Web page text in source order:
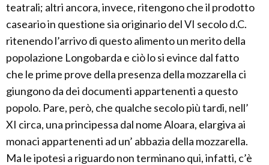
teatrali; altri ancora, invece, ritengono che il prodotto
caseario in questione sia originario del VI secolo d.C.
ritenendo l’arrivo di questo alimento un merito della
popolazione Longobarda e ciò lo si evince dal fatto
che le prime prove della presenza della mozzarella ci
giungono da dei documenti appartenenti a questo
popolo. Pare, però, che qualche secolo più tardi, nell’
XI circa, una principessa dal nome Aloara, elargiva ai
monaci appartenenti ad un’ abbazia della mozzarella.
Ma le ipotesi a riguardo non terminano qui, infatti, c’è